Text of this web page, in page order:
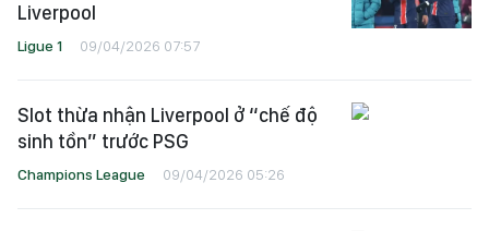
Liverpool
Ligue 1 09/04/2026 07:57
Slot thừa nhận Liverpool ở “chế độ
sinh tồn” trước PSG
Champions League 09/04/2026 05:26